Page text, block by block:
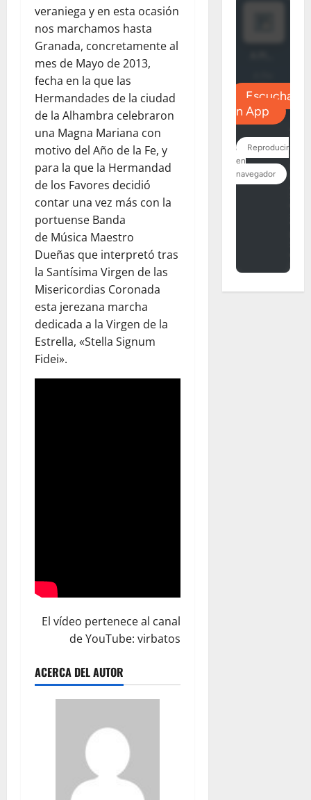
veraniega y en esta ocasión
nos marchamos hasta
Granada, concretamente al
mes de Mayo de 2013,
fecha en la que las
Hermandades de la ciudad
de la Alhambra celebraron
una Magna Mariana con
motivo del Año de la Fe, y
para la que la Hermandad
de los Favores decidió
contar una vez más con la
portuense Banda
de Música Maestro
Dueñas que interpretó tras
la Santísima Virgen de las
Misericordias Coronada
esta jerezana marcha
dedicada a la Virgen de la
Estrella, «Stella Signum
Fidei».
El vídeo pertenece al canal
de YouTube: virbatos
ACERCA DEL AUTOR